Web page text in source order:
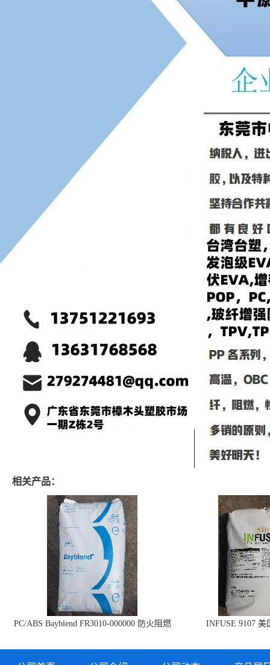
相关产品：
PC/ABS Bayblend FR3010-000000 防火阻燃
INFUSE 9107 美